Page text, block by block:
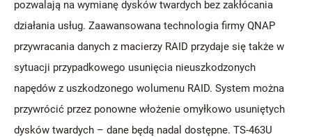
pozwalają na wymianę dysków twardych bez zakłócania
działania usług. Zaawansowana technologia firmy QNAP
przywracania danych z macierzy RAID przydaje się także w
sytuacji przypadkowego usunięcia nieuszkodzonych
napędów z uszkodzonego wolumenu RAID. System można
przywrócić przez ponowne włożenie omyłkowo usuniętych
dysków twardych – dane będą nadal dostępne. TS-463U